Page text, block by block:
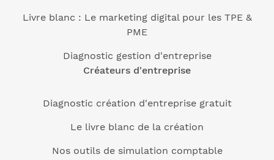
Livre blanc : Le marketing digital pour les TPE &
PME
Diagnostic gestion d'entreprise
Créateurs d'entreprise
Diagnostic création d'entreprise gratuit
Le livre blanc de la création
Nos outils de simulation comptable